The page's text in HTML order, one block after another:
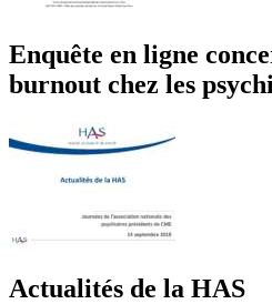
Enquête en ligne
burnout chez les
Actualités de la HAS